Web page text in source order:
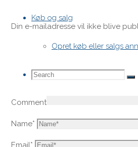
Køb og salg
Opret køb eller salgs
Search
Search
for:
Din e-mailadresse vil ikke blive
Comment
Name*
Email*